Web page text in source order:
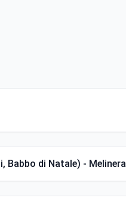
Babbo di Natale) - Melinera